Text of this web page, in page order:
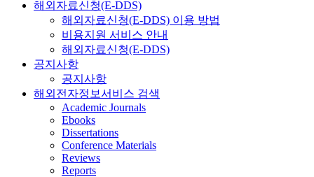
해외자료신청(E-DDS)
해외자료신청(E-DDS) 이용 방법
비용지원 서비스 안내
해외자료신청(E-DDS)
공지사항
공지사항
해외전자정보서비스 검색
Academic Journals
Ebooks
Dissertations
Conference Materials
Reviews
Reports